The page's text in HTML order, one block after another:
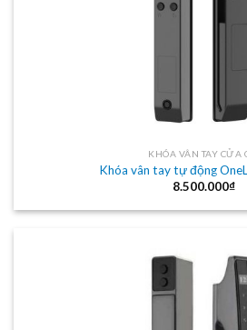
KHÓA VÂN TAY CỬA
Khóa vân tay tự động
8.500.000₫